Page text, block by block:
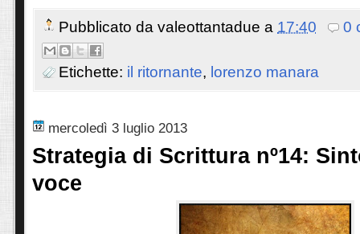
Pubblicato da valeottantadue a 17:40 0
Etichette: il ritornante, lorenzo manara
mercoledì 3 luglio 2013
Strategia di Scrittura nº14:
voce